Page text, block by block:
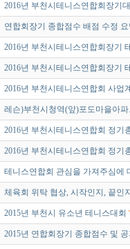
2016년 부천시테니스연합회장기
연합회장기 종합점수 배점 수정
2016년 부천시테니스연합회장기
2016년 부천시테니스연합회장기
2016년 부천시테니스연합회 사업
레슨)부천시청역(앞)포도마을아
2016년 부천시테니스연합회 정
2016년 부천시테니스연합회 정기
테니스연합회 관심을 가져주심에
체육회 위탁 협상, 시작인지, 끝인
2015년 부천시 유소년 테니스대회
2015년 연합회장기 종합점수 및